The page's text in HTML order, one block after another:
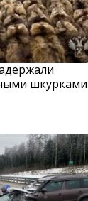
шкурками